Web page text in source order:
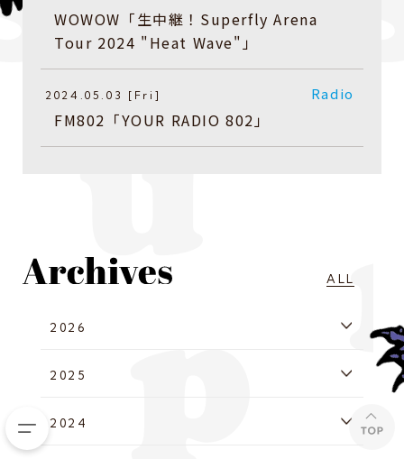
WOWOW「生中継！Superfly Arena
Tour 2024 "Heat Wave"」
2024.05.03 [Fri] Radio
FM802「YOUR RADIO 802」
ALL
2026
2025
2024